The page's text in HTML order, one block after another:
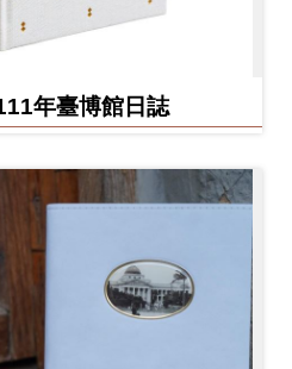
年臺博館日誌